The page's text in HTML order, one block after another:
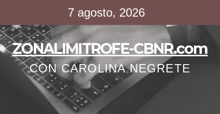
contenido
7 agosto, 2026
ZONALIMITROFE-CBNR.com
CON CAROLINA NEGRETE